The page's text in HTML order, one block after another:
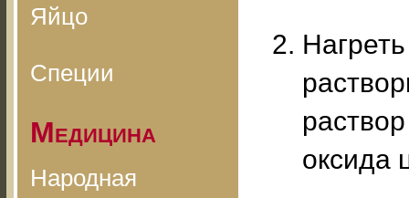
Яйцо
Специи
Медицина
Народная
оксида